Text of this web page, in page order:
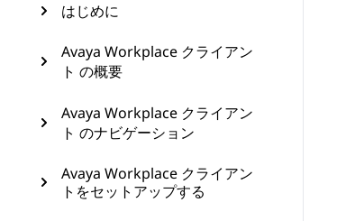
はじめに
Avaya Workplace クライアン
ト の概要
Avaya Workplace クライアン
ト のナビゲーション
Avaya Workplace クライアン
トをセットアップする